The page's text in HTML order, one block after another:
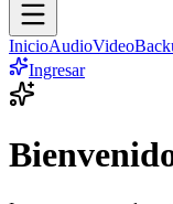
InicioAudioVideo
Ingresar